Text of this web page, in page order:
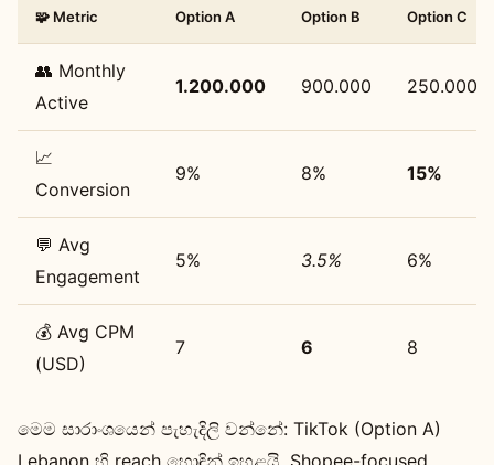
🧩 Metric Option A Option B Option C
👥 Monthly
Active
1.200.000 900.000 250.000
📈
Conversion
9% 8% 15%
💬 Avg
Engagement
5% 3.5% 6%
💰 Avg CPM
(USD)
7 6 8
මෙම සාරාංශයෙන් පැහැදිලි වන්නේ: TikTok (Option A)
Lebanon හි reach හොඳින් ඉහළයි, Shopee-focused